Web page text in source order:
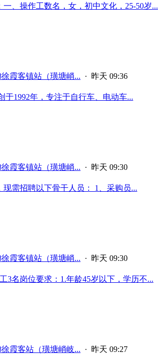
、操作工数名，女，初中文化，25-50岁...
徐霞客镇站（璜塘峭... · 昨天 09:36
1992年，专注于自行车、电动车...
徐霞客镇站（璜塘峭... · 昨天 09:30
需招聘以下骨干人员： 1、采购员...
徐霞客镇站（璜塘峭... · 昨天 09:30
3名岗位要求：1.年龄45岁以下，学历不...
徐霞客站（璜塘峭岐... · 昨天 09:27